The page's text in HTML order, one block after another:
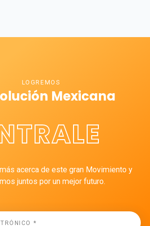
LOGREMOS
Mexicana
acerca de este gran Movimiento y
juntos por un mejor futuro.